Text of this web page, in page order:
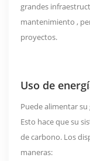
grandes
mantenimiento ,
proyectos.
Uso de
Puede alimentar
Esto hace que su
de carbono. Los
maneras: